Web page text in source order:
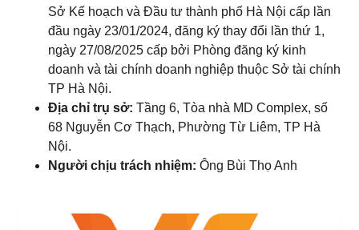
Sở Kế hoạch và Đầu tư thành phố Hà Nội cấp lần
đầu ngày 23/01/2024, đăng ký thay đổi lần thứ 1,
ngày 27/08/2025 cấp bởi Phòng đăng ký kinh
doanh và tài chính doanh nghiệp thuộc Sở tài chính
TP Hà Nội.
Địa chỉ trụ sở: Tầng 6, Tòa nhà MD Complex, số
68 Nguyễn Cơ Thạch, Phường Từ Liêm, TP Hà
Nội.
Người chịu trách nhiệm: Ông Bùi Thọ Anh